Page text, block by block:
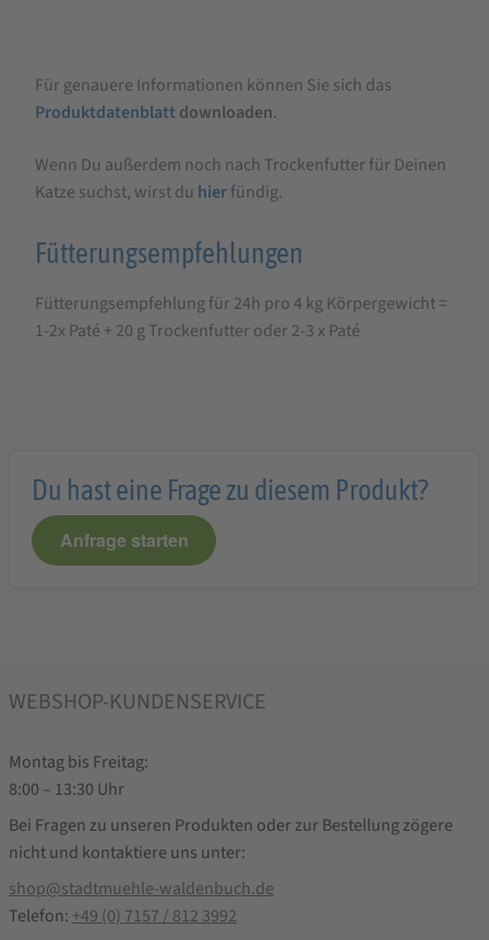
Für genauere Informationen können Sie sich das
Produktdatenblattdownloaden.
Wenn Du außerdem noch nach Trockenfutter für Deinen
Katze suchst, wirst du hierfündig.
Fütterungsempfehlungen
Fütterungsempfehlung für 24h pro 4 kg Körpergewicht =
1-2x Paté + 20 g Trockenfutter oder 2-3 x Paté
Du hast eine Frage zu diesem Produkt?
Anfrage starten
WEBSHOP-KUNDENSERVICE
Montag bis Freitag:
8:00 – 13:30 Uhr
Bei Fragen zu unseren Produkten oder zur Bestellung zögere
nicht und kontaktiere uns unter:
shop@stadtmuehle-waldenbuch.de
Telefon: +49 (0) 7157 / 812 3992